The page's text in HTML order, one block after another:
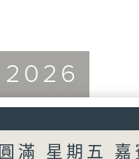
2026
滿 星期五 嘉